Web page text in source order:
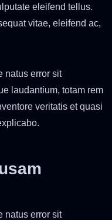
eleifend tellus.
vitae, eleifend ac,
natus error sit
laudantium, totam rem
veritatis et quasi
natus error sit